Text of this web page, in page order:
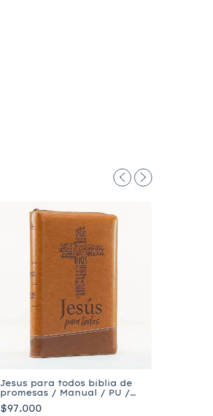
Jesus para todos biblia de
promesas / Manual / PU /
Café con cierre + índice
$97.000